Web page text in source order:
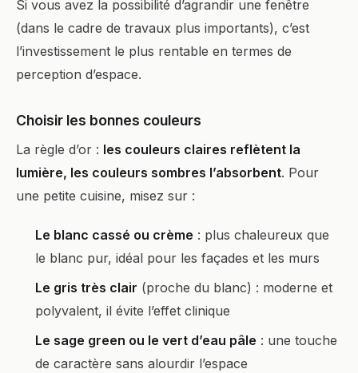
Si vous avez la possibilité d’agrandir une fenêtre
(dans le cadre de travaux plus importants), c’est
l’investissement le plus rentable en termes de
perception d’espace.
Choisir les bonnes couleurs
La règle d’or : les couleurs claires reflètent la
lumière, les couleurs sombres l’absorbent. Pour
une petite cuisine, misez sur :
Le blanc cassé ou crème : plus chaleureux que
le blanc pur, idéal pour les façades et les murs
Le gris très clair (proche du blanc) : moderne et
polyvalent, il évite l’effet clinique
Le sage green ou le vert d’eau pâle : une touche
de caractère sans alourdir l’espace